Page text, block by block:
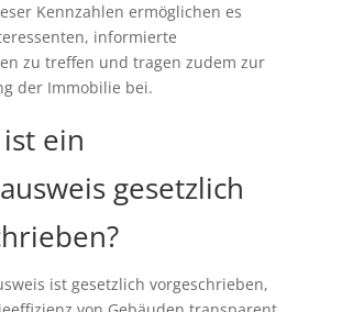
Kennzahlen ermöglichen es
informierte
zu treffen und tragen zudem zur
der Immobilie bei.
ein
gesetzlich
ist gesetzlich vorgeschrieben,